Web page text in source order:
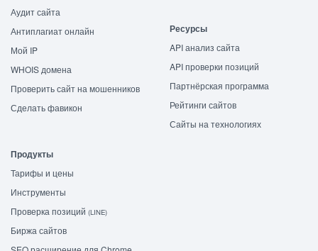
Аудит сайта
Антиплагиат онлайн
Мой IP
WHOIS домена
Проверить сайт на мошенников
Сделать фавикон
Ресурсы
API анализ сайта
API проверки позиций
Партнёрская программа
Рейтинги сайтов
Сайты на технологиях
Продукты
Тарифы и цены
Инструменты
Проверка позиций (LINE)
Биржа сайтов